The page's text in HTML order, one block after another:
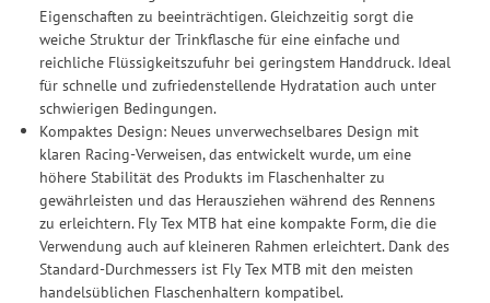
Durchführung von statistischer Analyse, Reichweitenmessungen,
Produktempfehlungen und nutzungsbasierter Werbung.
Informationen zu den einzelnen Funktionen, den Drittanbietern
und der Speicherdauer finden Sie unter Einstellungen. Diese
Einwilligung ist freiwillig, für die Nutzung unserer Website nicht
erforderlich und gilt, bis sie widerrufen wird. Sie können Ihre
Einwilligung unter Einstellungen lediglich für bestimmte
Drittanbieter erteilen und jederzeit für die Zukunft widerrufen.
Eigenschaften zu beeinträchtigen. Gleichzeitig sorgt die
weiche Struktur der Trinkflasche für eine einfache und
reichliche Flüssigkeitszufuhr bei geringstem Handdruck. Ideal
für schnelle und zufriedenstellende Hydratation auch unter
schwierigen Bedingungen.
Kompaktes Design: Neues unverwechselbares Design mit
klaren Racing-Verweisen, das entwickelt wurde, um eine
höhere Stabilität des Produkts im Flaschenhalter zu
gewährleisten und das Herausziehen während des Rennens
zu erleichtern. Fly Tex MTB hat eine kompakte Form, die die
Verwendung auch auf kleineren Rahmen erleichtert. Dank des
Standard-Durchmessers ist Fly Tex MTB mit den meisten
handelsüblichen Flaschenhaltern kompatibel.